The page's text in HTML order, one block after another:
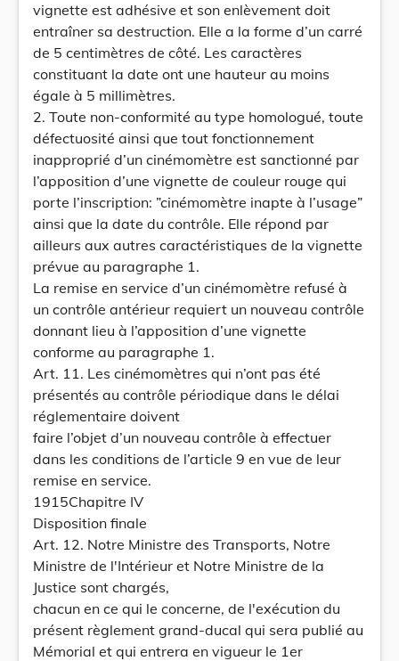
vignette est adhésive et son enlèvement doit
entraîner sa destruction. Elle a la forme d’un carré
de 5 centimètres de côté. Les caractères
constituant la date ont une hauteur au moins
égale à 5 millimètres.
2. Toute non-conformité au type homologué, toute
défectuosité ainsi que tout fonctionnement
inapproprié d’un cinémomètre est sanctionné par
l’apposition d’une vignette de couleur rouge qui
porte l’inscription: ”cinémomètre inapte à l’usage”
ainsi que la date du contrôle. Elle répond par
ailleurs aux autres caractéristiques de la vignette
prévue au paragraphe 1.
La remise en service d’un cinémomètre refusé à
un contrôle antérieur requiert un nouveau contrôle
donnant lieu à l’apposition d’une vignette
conforme au paragraphe 1.
Art. 11. Les cinémomètres qui n’ont pas été
présentés au contrôle périodique dans le délai
réglementaire doivent
faire l’objet d’un nouveau contrôle à effectuer
dans les conditions de l’article 9 en vue de leur
remise en service.
1915Chapitre IV
Disposition finale
Art. 12. Notre Ministre des Transports, Notre
Ministre de l'Intérieur et Notre Ministre de la
Justice sont chargés,
chacun en ce qui le concerne, de l'exécution du
présent règlement grand-ducal qui sera publié au
Mémorial et qui entrera en vigueur le 1er